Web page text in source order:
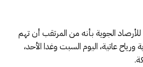
للأرصاد الجوية بأنه من المرتقب أن تهم
عاتية، اليوم السبت وغدا الأحد،